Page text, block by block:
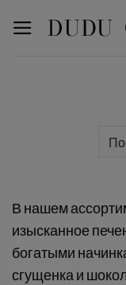
В нашем
изысканное
богатыми
сгущенка и